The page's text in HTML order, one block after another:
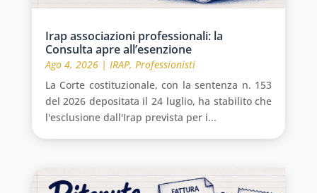
Irap associazioni professionali: la
Consulta apre all’esenzione
Ago 4, 2026| IRAP, Professionisti
La Corte costituzionale, con la sentenza n. 153
del 2026 depositata il 24 luglio, ha stabilito che
l'esclusione dall'Irap prevista per i...